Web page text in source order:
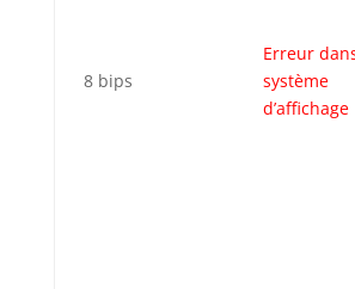
8 bips
Erreur
système
d’affichage